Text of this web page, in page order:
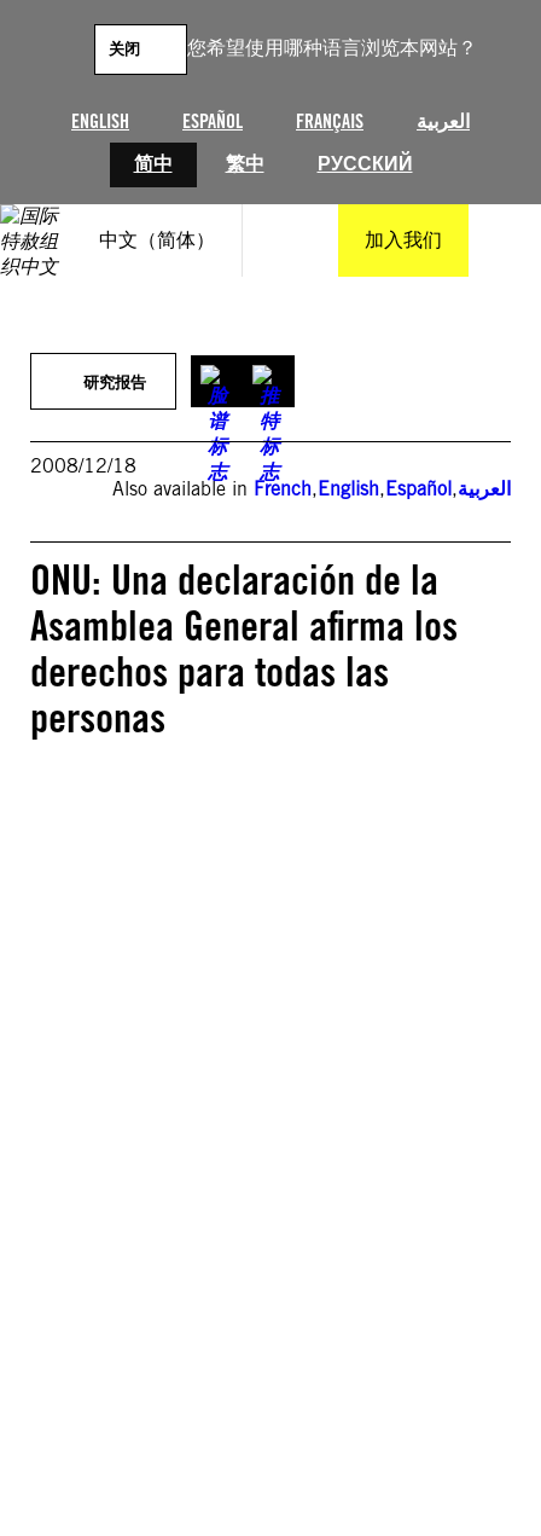
您希望使用哪种语言浏览本网站？
ENGLISH ESPAÑOL FRANÇAIS
العربية
简中
繁中 РУССКИЙ
关闭
中文（简体） 加入我们
研究报告
2008/12/18
Also available in French,English,Español,العربية
ONU: Una declaración de la
Asamblea General afirma los
derechos para todas las
personas